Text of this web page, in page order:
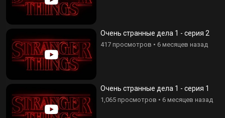
Очень странные дела 1 - серия 2
417 просмотров • 6 месяцев назад
Очень странные дела 1 - серия 1
1,065 просмотров • 6 месяцев назад